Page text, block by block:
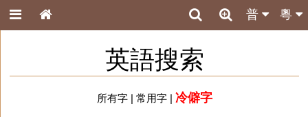
粵
普
英語搜索
所有字| 常用字| 冷僻字